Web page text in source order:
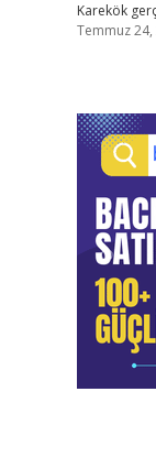
Karekök
Temmuz 24,